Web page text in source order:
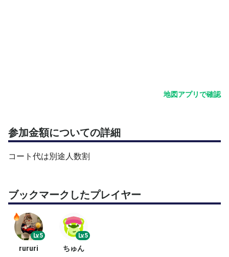
程度）
駐車場角にある地図を確認ください。
《雨天時》1時間前に決定
１時間にさせていだだく場合があります。
•極力早く承認したいと思っておりますがレッスン中は確
認が遅れることもあります。 ご容赦願います。
•安全には十分配慮しておりますが、万が一レッスン中に
怪我をされた場合、応急処置はしますがその後の治療費に
ついては自己負担となりますのであらかじめご了承願いま
地図アプリで確認
参加金額についての詳細
コート代は別途人数割
ブックマークしたプレイヤー
Lv.5
rururi
Lv.5
ちゅん